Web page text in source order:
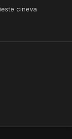
cineva